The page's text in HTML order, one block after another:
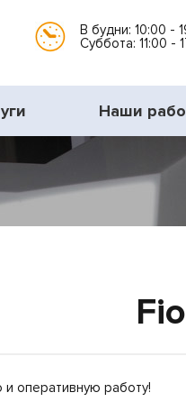
В будни: 10:00 -
Суббота: 11:00 -
Наши
и оперативную работу!